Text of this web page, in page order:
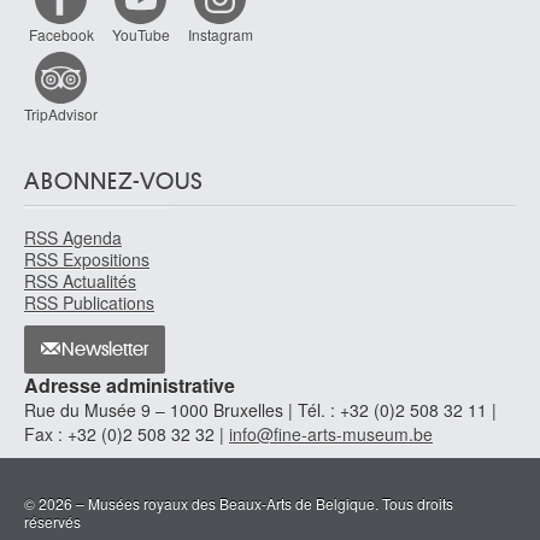
Eberswalde (Brandenburg, Allemagne) 1927 - Saint-Pierre-de-Vassols,
Vaucluse (France) 2010
Würden Charles
Bruxelles 1849 - ? 1903
Wyck Thomas Adriaensz.
Wyckaert Maurice
Bruxelles 1923 - ? 1996
Wytsman Juliette
Bruxelles 1866 - Ixelles / Bruxelles 1925
Wytsman Rodolphe
Termonde 1860 - Linkebeek 1927
Facebook YouTube Instagram
TripAdvisor
ABONNEZ-VOUS
RSS Agenda
RSS Expositions
RSS Actualités
RSS Publications
Newsletter
Adresse administrative
Rue du Musée 9 – 1000 Bruxelles | Tél. : +32 (0)2 508 32 11 |
Fax : +32 (0)2 508 32 32 | info@fine-arts-museum.be
© 2026 – Musées royaux des Beaux-Arts de Belgique. Tous droits
réservés